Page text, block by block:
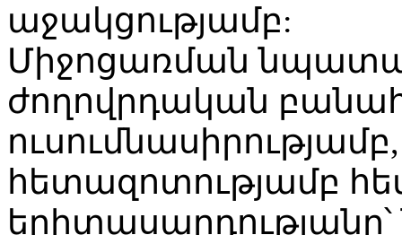
աջակցությամբ:
Միջոցառման
ժողովրդական
հետազոտությամբ